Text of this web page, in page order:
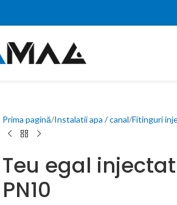
Prima pagină Instalatii apa / canal Fitinguri
Teu egal injectat
PN10